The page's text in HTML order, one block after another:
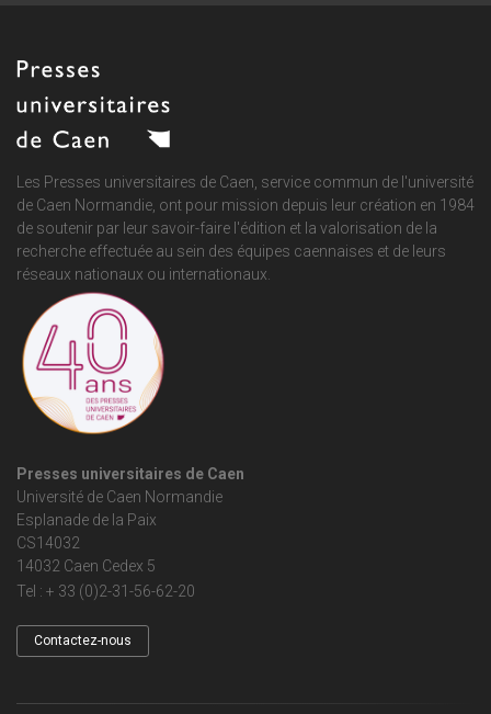
Les Presses universitaires de Caen, service commun de l'université
de Caen Normandie, ont pour mission depuis leur création en 1984
de soutenir par leur savoir-faire l'édition et la valorisation de la
recherche effectuée au sein des équipes caennaises et de leurs
réseaux nationaux ou internationaux.
Presses universitaires de Caen
Université de Caen Normandie
Esplanade de la Paix
CS14032
14032 Caen Cedex 5
Tel : + 33 (0)2-31-56-62-20
Contactez-nous